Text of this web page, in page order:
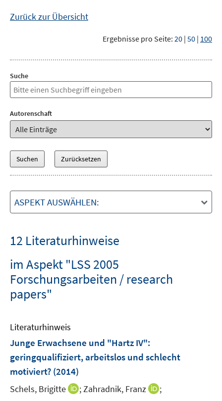
Zurück zur Übersicht
Ergebnisse pro Seite: 20 | 50 | 100
Suche
Autorenschaft
ASPEKT AUSWÄHLEN:
12 Literaturhinweise
im Aspekt "LSS 2005
Forschungsarbeiten / research
papers"
Literaturhinweis
Junge Erwachsene und "Hartz IV":
geringqualifiziert, arbeitslos und schlecht
motiviert? (2014)
Schels, Brigitte
I;Zahradnik, Franz
I;